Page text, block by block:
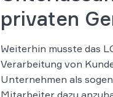
privaten
Weiterhin musste das
Verarbeitung von
Unternehmen als
Mitarbeiter dazu